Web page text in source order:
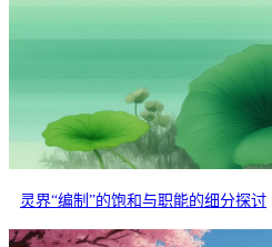
灵界“编制”的饱和与职能的细分探讨